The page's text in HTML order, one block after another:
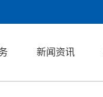
新闻资讯